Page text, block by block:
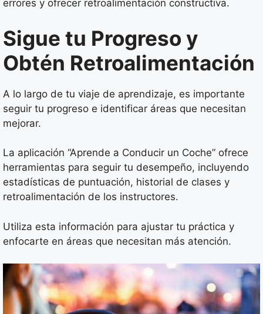
errores y ofrecer retroalimentación constructiva.
Sigue tu Progreso y
Obtén Retroalimentación
A lo largo de tu viaje de aprendizaje, es importante
seguir tu progreso e identificar áreas que necesitan
mejorar.
La aplicación “Aprende a Conducir un Coche” ofrece
herramientas para seguir tu desempeño, incluyendo
estadísticas de puntuación, historial de clases y
retroalimentación de los instructores.
Utiliza esta información para ajustar tu práctica y
enfocarte en áreas que necesitan más atención.